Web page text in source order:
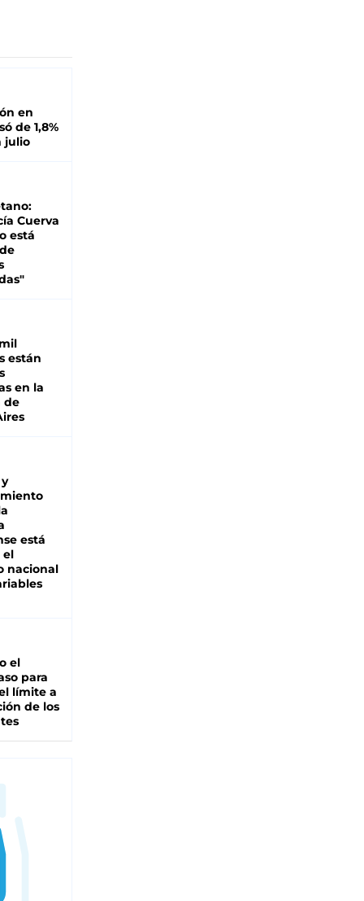
en
de 1,8%
julio
Cuerva
está
están
en la
de
está
el
nacional
el
para
límite a
de los